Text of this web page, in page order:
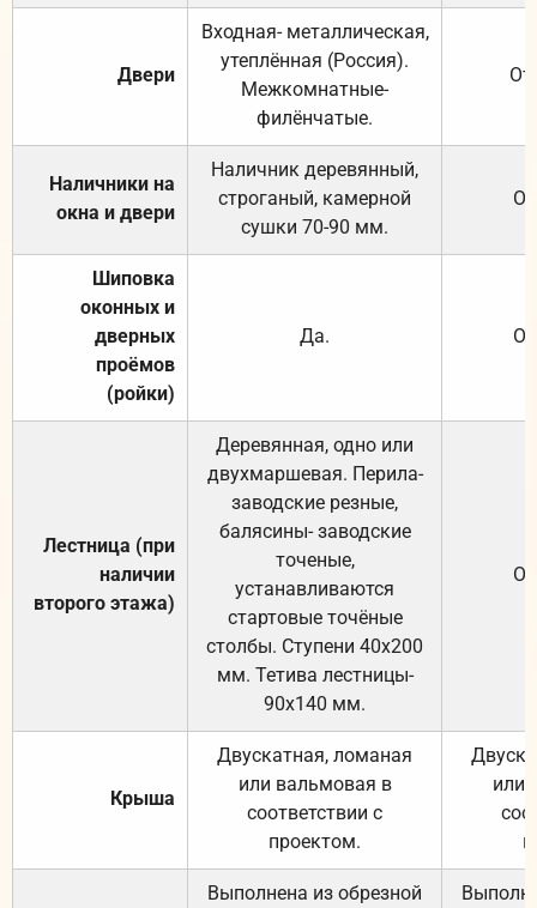
Двери
Входная- металлическая,
утеплённая (Россия).
Межкомнатные-
филёнчатые.
Наличники на
окна и двери
Наличник деревянный,
строганый, камерной
сушки 70-90 мм.
Шиповка
оконных и
дверных
проёмов
(ройки)
Да.
Лестница (при
наличии
второго этажа)
Деревянная, одно или
двухмаршевая. Перила-
заводские резные,
балясины- заводские
точеные,
устанавливаются
стартовые точёные
столбы. Ступени 40х200
мм. Тетива лестницы-
90х140 мм.
Крыша
Двускатная, ломаная
или вальмовая в
соответствии с
проектом.
или
Выполнена из обрезной